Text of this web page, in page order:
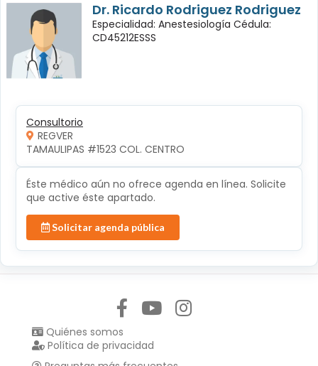
Dr. Ricardo Rodriguez Rodriguez
Especialidad: Anestesiología Cédula:
CD45212ESSS
Consultorio
REGVER
TAMAULIPAS #1523 COL. CENTRO
Éste médico aún no ofrece agenda en línea. Solicite
que active éste apartado.
Solicitar agenda pública
Quiénes somos
Política de privacidad